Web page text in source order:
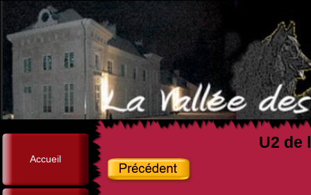
Accueil
U2 de